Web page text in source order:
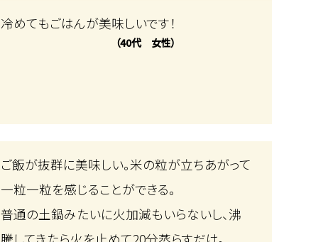
冷めてもごはんが美味しいです！
（40代 女性）
ご飯が抜群に美味しい。米の粒が立ちあがって
一粒一粒を感じることができる。
普通の土鍋みたいに火加減もいらないし、沸